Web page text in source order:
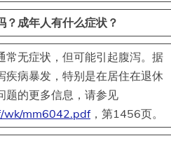
？成年人有什么症状？
常无症状，但可能引起腹泻。据
疾病暴发，特别是在居住在退休
题的更多信息，请参见
mm6042.pdf，第1456页。